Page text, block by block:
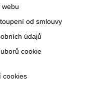
webu
od smlouvy
údajů
cookie
cookies